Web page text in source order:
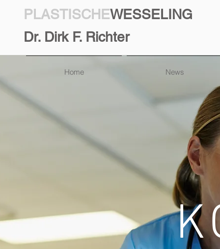
PLASTISCHEWESSELING
Dr. Dirk F. Richter
Home News